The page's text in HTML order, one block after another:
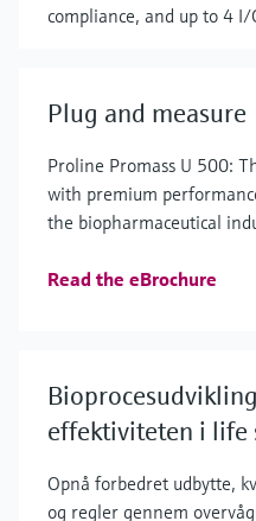
compliance, and up to 4 I/
Plug and measure
Proline Promass U 500:
with premium
the biopharmaceutical
Read the eBrochure
effektiviteten i life
Opnå forbedret udbytte,
og regler gennem